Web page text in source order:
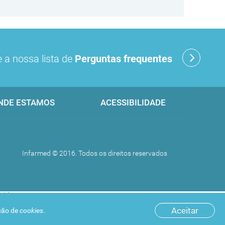
Aceitar
decookies.
a nossa lista de Perguntas frequentes
ESTAMOS ACESSIBILIDADE
Infarmed © 2016. Todos os direitos reservados